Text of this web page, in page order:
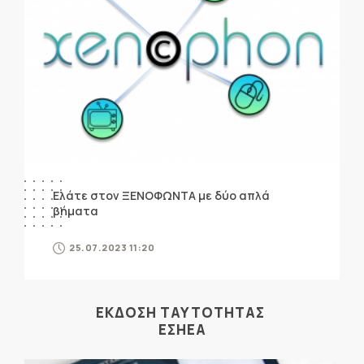
Ελάτε στον ΞΕΝΟΦΩΝΤΑ με δύο απλά
βήματα
25.07.2023 11:20
ΕΚΔΟΣΗ ΤΑΥΤΟΤΗΤΑΣ
ΕΣΗΕΑ